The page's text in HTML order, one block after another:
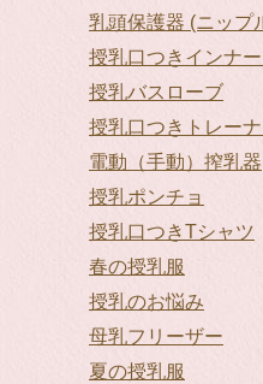
乳頭保護器 (ニップ
授乳口つきインナ
授乳バスローブ
授乳口つきトレー
電動（手動）搾乳器
授乳ポンチョ
授乳口つきTシャツ
春の授乳服
授乳のお悩み
母乳フリーザー
夏の授乳服